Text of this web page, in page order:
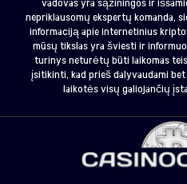
nepriklausomų ekspertų komanda,
informaciją apie internetinius
mūsų tikslas yra šviesti ir
turinys neturėtų būti laikomas
įsitikinti, kad prieš dalyvaudami
laikotės visų galiojančių